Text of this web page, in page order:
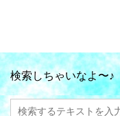
検索しちゃいなよ〜♪